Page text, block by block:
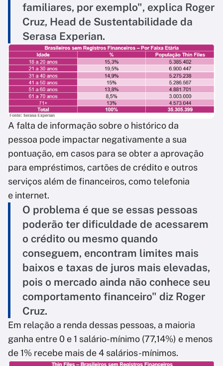
familiares, por exemplo", explica Roger
Cruz, Head de Sustentabilidade da
Serasa Experian.
A falta de informação sobre o histórico da
pessoa pode impactar negativamente a sua
pontuação, em casos para se obter a aprovação
para empréstimos, cartões de crédito e outros
serviços além de financeiros, como telefonia
e internet.
O problema é que se essas pessoas
poderão ter dificuldade de acessarem
o crédito ou mesmo quando
conseguem, encontram limites mais
baixos e taxas de juros mais elevadas,
pois o mercado ainda não conhece seu
comportamento financeiro" diz Roger
Cruz.
Em relação a renda dessas pessoas, a maioria
ganha entre 0 e 1 salário-mínimo (77,14%) e menos
de 1% recebe mais de 4 salários-mínimos.